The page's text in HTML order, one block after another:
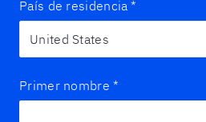
País de residencia *
Primer nombre *